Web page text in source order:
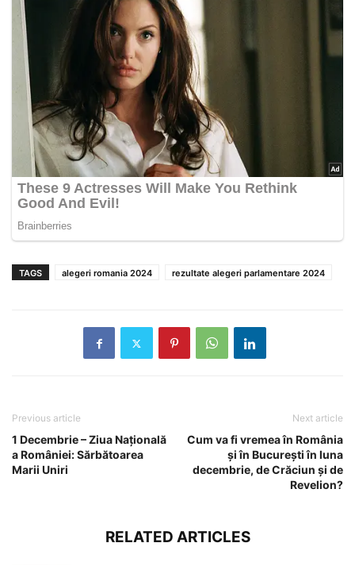
TAGS alegeri romania 2024 rezultate alegeri parlamentare 2024
Previous article
1 Decembrie – Ziua Națională
a României: Sărbătoarea
Marii Uniri
Next article
Cum va fi vremea în România
și în București în luna
decembrie, de Crăciun și de
Revelion?
RELATED ARTICLES